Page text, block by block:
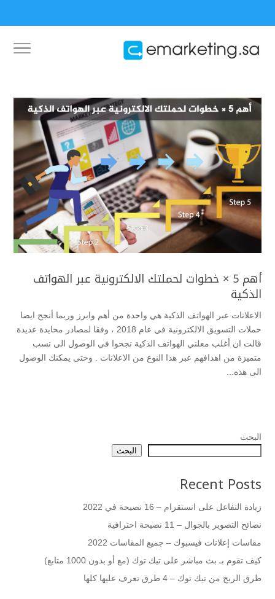
أهم 5 × خطوات لحملتك الالكترونية عبر الهواتف
الذكية
الاعلانات عبر الهواتف الذكية هي واحدة من أهم وابرز وربما أنجح ايضا
حملات التسويق الالكترونية في عام 2018 ، وفقا لمصادر محايدة عديدة
قالت ان أغلب معلني الهواتف الذكية نجحوا في الوصول الى نسب
متميزة من اهدافهم عبر هذا النوع من الاعلانات . وحتى يمكنك الوصول
الى هذه...
البحث
البحث
Recent Posts
زيادة التفاعل على انستقرام – 16 نصيحة في 2022
نصائح التصوير بالجوال – 11 نصيحة احترافية
مقاسات إعلانات فيسبوك – جميع المقاسات 2022
كيف تقوم بـ بث مباشر على تيك توك (مع أو بدون 1000 متابع)
طرق الربح من تيك توك – 4 طرق تعرف عليها كلها